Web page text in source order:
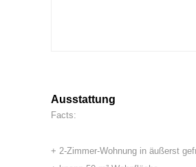
Ausstattung
Facts:
+ 2-Zimmer-Wohnung in äußerst